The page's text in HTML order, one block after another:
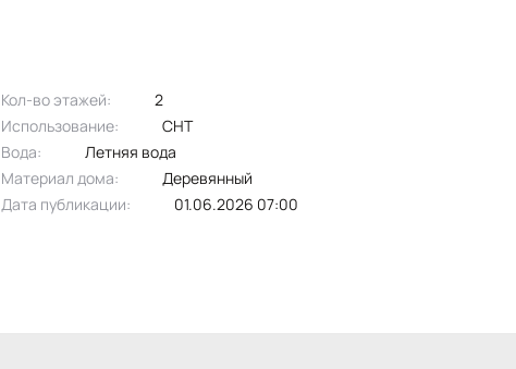
Кол-во этажей:
2
Использование:
СНТ
Вода:
летняя вода
Материал дома:
деревянный
Дата публикации:
01.06.2026 07:00